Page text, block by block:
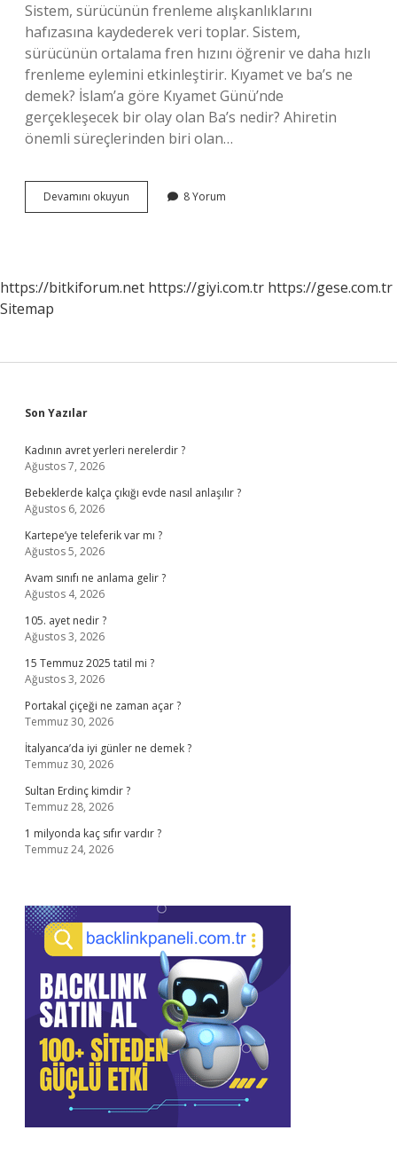
Sistem, sürücünün frenleme alışkanlıklarını
hafızasına kaydederek veri toplar. Sistem,
sürücünün ortalama fren hızını öğrenir ve daha hızlı
frenleme eylemini etkinleştirir. Kıyamet ve ba’s ne
demek? İslam’a göre Kıyamet Günü’nde
gerçekleşecek bir olay olan Ba’s nedir? Ahiretin
önemli süreçlerinden biri olan…
Devamını okuyun
Nedir
8 Yorum
https://bitkiforum.net https://giyi.com.tr https://gese.com.tr
Sitemap
Sidebar
Son Yazılar
Kadının avret yerleri nerelerdir ?
Ağustos 7, 2026
Bebeklerde kalça çıkığı evde nasıl anlaşılır ?
Ağustos 6, 2026
Kartepe’ye teleferik var mı ?
Ağustos 5, 2026
Avam sınıfı ne anlama gelir ?
Ağustos 4, 2026
105. ayet nedir ?
Ağustos 3, 2026
15 Temmuz 2025 tatil mi ?
Ağustos 3, 2026
Portakal çiçeği ne zaman açar ?
Temmuz 30, 2026
İtalyanca’da iyi günler ne demek ?
Temmuz 30, 2026
Sultan Erdinç kimdir ?
Temmuz 28, 2026
1 milyonda kaç sıfır vardır ?
Temmuz 24, 2026